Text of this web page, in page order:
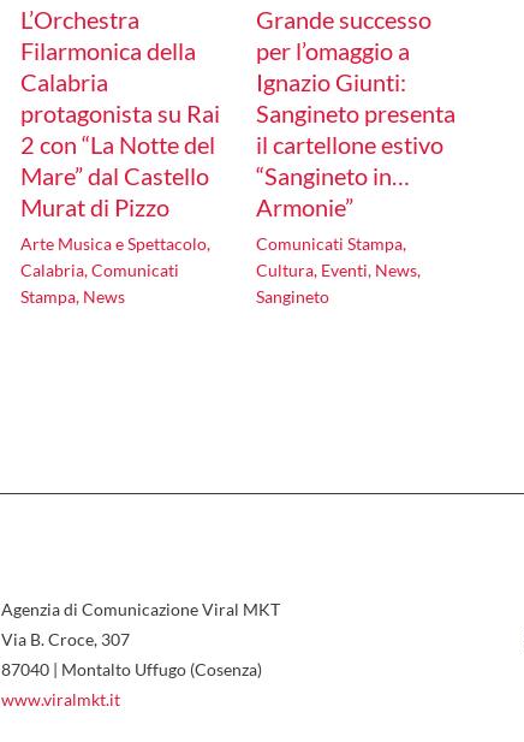
L’Orchestra
Filarmonica della
Calabria
protagonista su Rai
2 con “La Notte del
Mare” dal Castello
Murat di Pizzo
Arte Musica e Spettacolo,
Calabria,Comunicati
Stampa, News
Grande successo
per l’omaggio a
Ignazio Giunti:
Sangineto presenta
il cartellone estivo
“Sangineto in…
Armonie”
Comunicati Stampa,
Cultura, Eventi, News,
Sangineto
Agenzia di Comunicazione Viral MKT
Via B. Croce, 307
87040 | Montalto Uffugo (Cosenza)
www.viralmkt.it